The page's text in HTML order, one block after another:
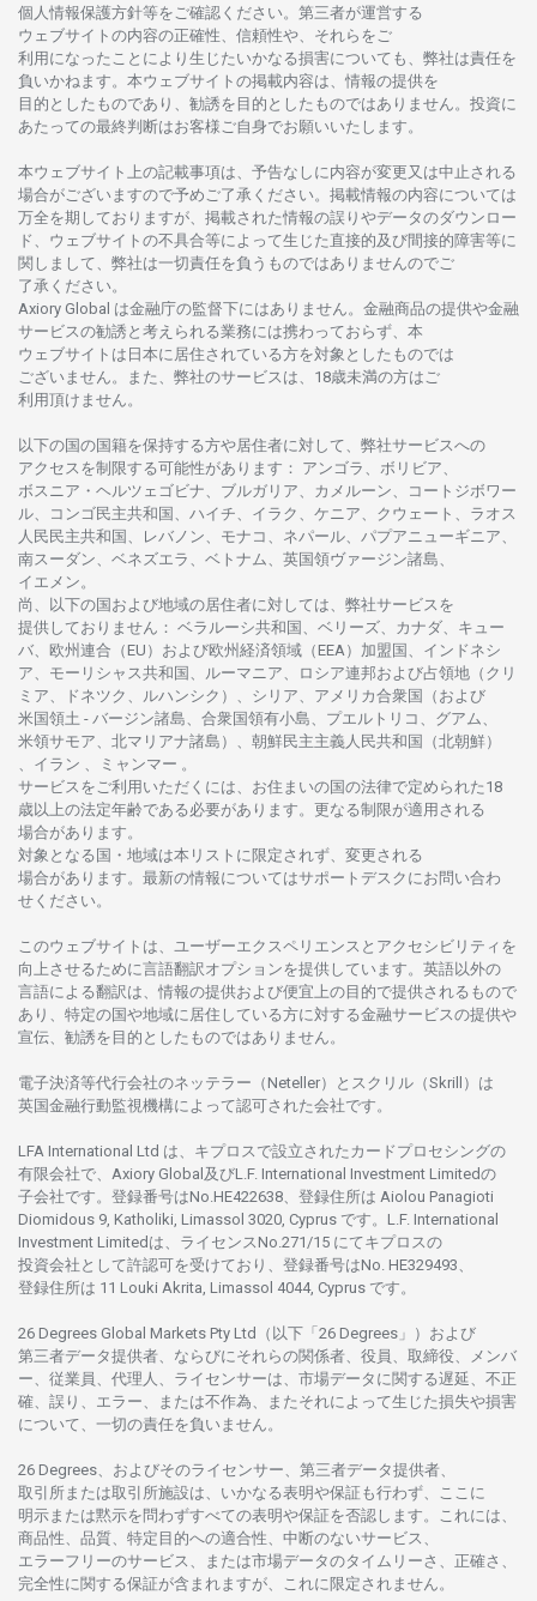
個人情報保護方針等をご確認ください。 第三者が運営する
ウェブサイトの内容の正確性、信頼性や、それらをご
利用になったことにより 生じたいかなる損害についても、 弊社は責任を
負いかねます。 本ウェブサイトの掲載内容は、 情報の提供を
目的としたものであり、 勧誘を 目的としたものではありません。 投資に
あたっての最終判断はお客様ご自身でお願いいたします。
本ウェブサイト 上の記載事項は、 予告なしに内容が変更又は中止さ れる
場合がございますので予めご了承ください。 掲載情報の内容については
万全を期しておりますが、 掲載さ れた情報の誤りやデータのダウンロー
ド、 ウェブサイトの不具合等によって生じた 直接的及び間接的障害等に
関し まして、 弊社は一切責任を負うものではありませんのでご
了承ください。
Axiory Global は金融庁の監督下にはありません。 金融商品の提供や金融
サービスの勧誘と 考えられる業務には携わっておらず、 本
ウェブサイトは 日本に居住さ れている方を対象としたものでは
ございません。
また、 弊社のサービスは、18歳未満の方はご
利用頂けません。
以下の国の国籍を保持する方や居住者に対して、 弊社サービスへの
アクセスを制限する可能性があります ： アンゴラ、ボリビア、
ボスニア ・ ヘルツェゴビナ、ブルガリア、カメルーン、コートジボワー
ル、
コンゴ民主共和国、ハイチ、イラク、ケニア、クウェート、 ラオス
人民民主共和国、レバノン、モナコ、ネパール、パプアニューギニア、
南スーダン、ベネズエラ、ベトナム、 英国領ヴァージン諸島、
イエメン。
尚、
以下の国および地域の居住者に対しては、 弊社サービスを
提供しておりません ： ベラルーシ共和国、ベリーズ、カナダ、キュー
バ、 欧州連合 （EU） および欧州経済領域 （EEA）加盟国、インドネシ
ア、 モーリシャス共和国、ルーマニア、 ロシア連邦および占領地 （クリ
ミア、ドネツク、ルハンシク）、シリア、 アメリカ合衆国
（および
米国領土 - バージン諸島、合衆国領有小島、プエルトリコ、グアム、
米領サモア、 北マリアナ諸島）、 朝鮮民主主義人民共和国
（北朝鮮）
、イラン 、ミャンマー 。
サービスをご利用いただくには、お住まいの国の法律で定められた 18
歳以上の法定年齢である必要があります。 更なる制限が適用さ れる
場合があります。
対象となる 国 ・ 地域は本 リストに限定さ れず、 変更さ れる
場合があります。 最新の情報についてはサポートデスクにお 問い合わ
せくださ い。
このウェブサイトは、 ユーザーエクスペリエンスと アクセシビリティを
向上さ せるために言語翻訳オプションを提供しています。 英語以外の
言語による翻訳は、 情報の提供および便宜上の 目的で提供さ れるもので
あり、 特定の国や地域に居住している方に対する金融サービスの提供や
宣伝、 勧誘を 目的としたものではありません。
電子決済等代行会社のネッテラー （Neteller）と スクリル （Skrill）は
英国金融行動監視機構によって認可さ れた会社です。
LFA International Ltd は、 キプロスで設立さ れた カードプロセシングの
有限会社で、Axiory Global 及びL.F. International Investment Limitedの
子会社です。 登録番号はNo.HE422638、 登録住所は Aiolou Panagioti
Diomidous 9, Katholiki, Limassol 3020, Cyprus です。L.F. International
Investment Limitedは、 ライセンスNo.271/15 にてキプロスの
投資会社として許認可を受けており、 登録番号はNo. HE329493、
登録住所は 11 Louki Akrita, Limassol 4044, Cyprus です。
26 Degrees Global Markets Pty Ltd（以下「26 Degrees」） および
第三者データ提供者、ならびにそれらの関係者、役員、取締役、メンバ
ー、従業員、代理人、ライセンサーは、 市場データに関する遅延、不正
確、誤り、エラー、
または不作為、 またそれによって生じた損失や損害
について、 一切の責任を負いません。
26 Degrees、 およびそのライセンサー、 第三者データ提供者、
取引所または取引所施設は、いかなる表明や保証も行わず、 ここに
明示または黙示を 問わずすべての表明や保証を否認し ます。 これには、
商品性、品質、 特定目的への適合性、 中断のないサービス、
エラーフリーのサービス、 または市場データのタイムリーさ、正確さ、
完全性に関する保証が含まれますが、これに限定さ れません。